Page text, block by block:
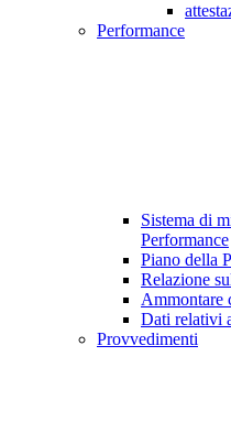
Performance
Sistema di
Performance
Piano della
Relazione
Ammontare
Dati relativi
Provvedimenti